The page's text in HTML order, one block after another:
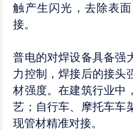
触产生闪光，去除表
接。​
普电的对焊设备具备强
力控制，焊接后的接头
材强度。在建筑行业中
艺；自行车、摩托车车
现管材精准对接。​